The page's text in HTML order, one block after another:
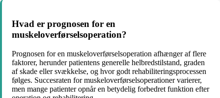
Hvad er prognosen for en
muskeloverførselsoperation?
Prognosen for en muskeloverførselsoperation afhænger af flere
faktorer, herunder patientens generelle helbredstilstand, graden
af skade eller svækkelse, og hvor godt rehabiliteringsprocessen
følges. Succesraten for muskeloverførselsoperationer varierer,
men mange patienter opnår en betydelig forbedret funktion efter